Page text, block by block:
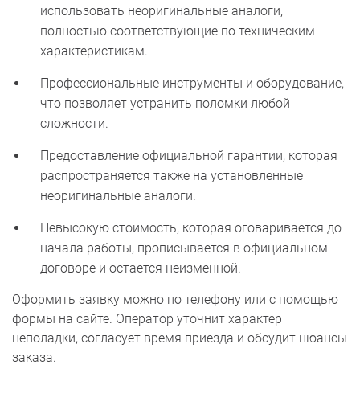
использовать неоригинальные аналоги,
полностью соответствующие по техническим
характеристикам.
Профессиональные инструменты и оборудование,
что позволяет устранить поломки любой
сложности.
Предоставление официальной гарантии, которая
распространяется также на установленные
неоригинальные аналоги.
Невысокую стоимость, которая оговаривается до
начала работы, прописывается в официальном
договоре и остается неизменной.
Оформить заявку можно по телефону или с помощью
формы на сайте. Оператор уточнит характер
неполадки, согласует время приезда и обсудит нюансы
заказа.